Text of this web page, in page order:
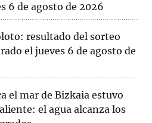
6 de agosto de 2026
resultado del sorteo
el jueves 6 de agosto de
el mar de Bizkaia estuvo
el agua alcanza los